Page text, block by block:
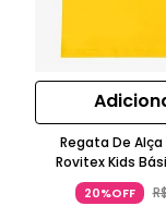
Regata De
Rovitex Kids
Amarelo
20%OFF